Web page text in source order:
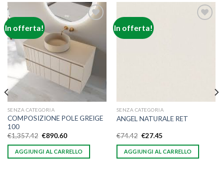
In offerta!
Aggiungi
dei
desideri
SENZA CATEGORIA
COMPOSIZIONE POLE GREIGE
100
€1,357.42 €890.60
AGGIUNGI AL CARRELLO
In offerta!
SENZA CATEGORIA
ANGEL NATURALE RET
€74.42 €27.45
AGGIUNGI AL CARRELLO